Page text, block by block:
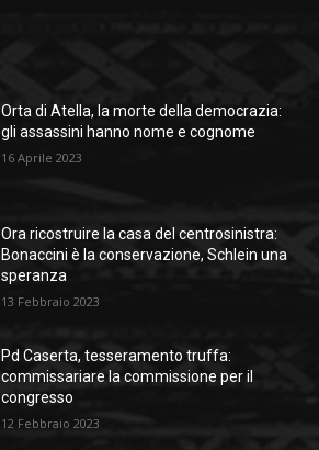
Orta di Atella, la morte della democrazia:
gli assassini hanno nome e cognome
16 Aprile 2023
Ora ricostruire la casa del centrosinistra:
Bonaccini è la conservazione, Schlein una
speranza
13 Febbraio 2023
Pd Caserta, tesseramento truffa:
commissariare la commissione per il
congresso
12 Febbraio 2023